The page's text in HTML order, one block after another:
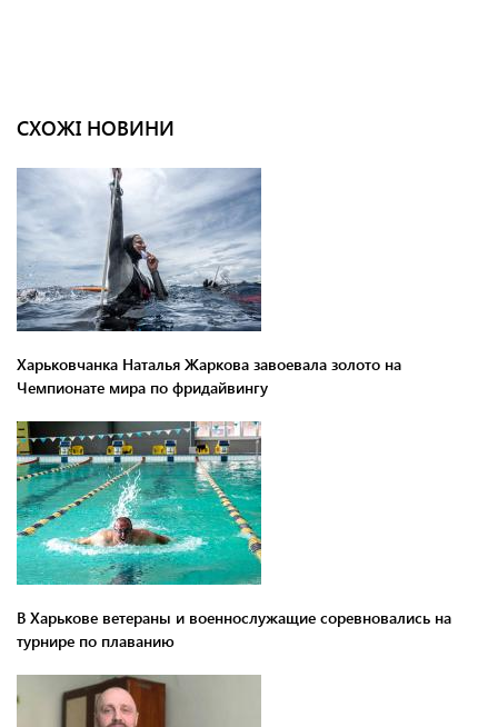
СХОЖІ НОВИНИ
Харьковчанка Наталья Жаркова завоевала золото на
Чемпионате мира по фридайвингу
В Харькове ветераны и военнослужащие соревновались на
турнире по плаванию